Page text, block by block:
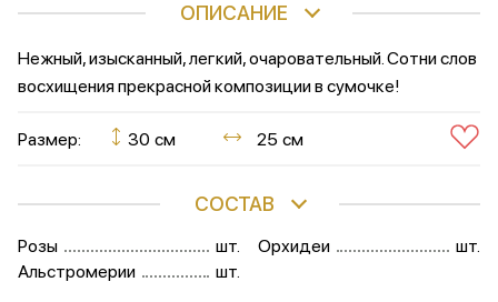
ОПИСАНИЕ
Нежный, изысканный, легкий, очаровательный. Сотни слов
восхищения прекрасной композиции в сумочке!
Размер: 30 см 25 см
СОСТАВ
Розы
шт.
Альстромерии
шт.
Орхидеи шт.